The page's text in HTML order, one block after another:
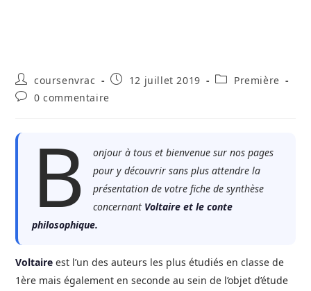
Auteur/autrice
de
la
coursenvrac
Publication
12 juillet 2019
PostPremière
Commentaires
publication :
0 commentaire
B
onjour à tous et bienvenue sur nos pages
pour y découvrir sans plus attendre la
présentation de votre fiche de synthèse
concernant Voltaire et le conte
philosophique.
Voltaire est l’un des auteurs les plus étudiés en classe de
1ère mais également en seconde au sein de l’objet d’étude